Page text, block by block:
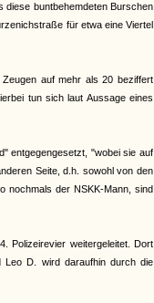
diese buntbehemdeten Burschen
für etwa eine Viertel
auf mehr als 20 beziffert
tun sich laut Aussage eines
entgegengesetzt, "wobei sie auf
Seite, d.h. sowohl von den
nochmals der NSKK-Mann, sind
Polizeirevier weitergeleitet. Dort
Leo D. wird daraufhin durch die